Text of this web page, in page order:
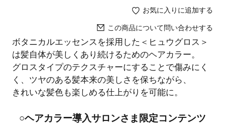
お気に入りに追加する
この商品について問い合わせする
ボタニカルエッセンスを採用した＜ヒュウグロス＞
は髪自体が美しくあり続けるためのヘアカラー。
グロスタイプのテクスチャーにすることで傷みにく
く、ツヤのある髪本来の美しさを保ちながら、
きれいな髪色も楽しめる仕上がりを可能に。
○ヘアカラー導入サロンさま限定コンテンツ